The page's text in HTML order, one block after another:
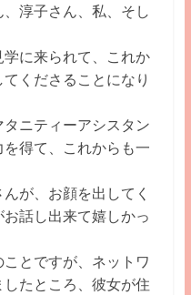
淳子さん、私、 そし
に来られて、これか
くださることになり
ニティーアシスタン
得て、これからも一
が、お顔を出してく
話し出来て嬉しかっ
とですが、ネット ワ
たところ、彼女が住